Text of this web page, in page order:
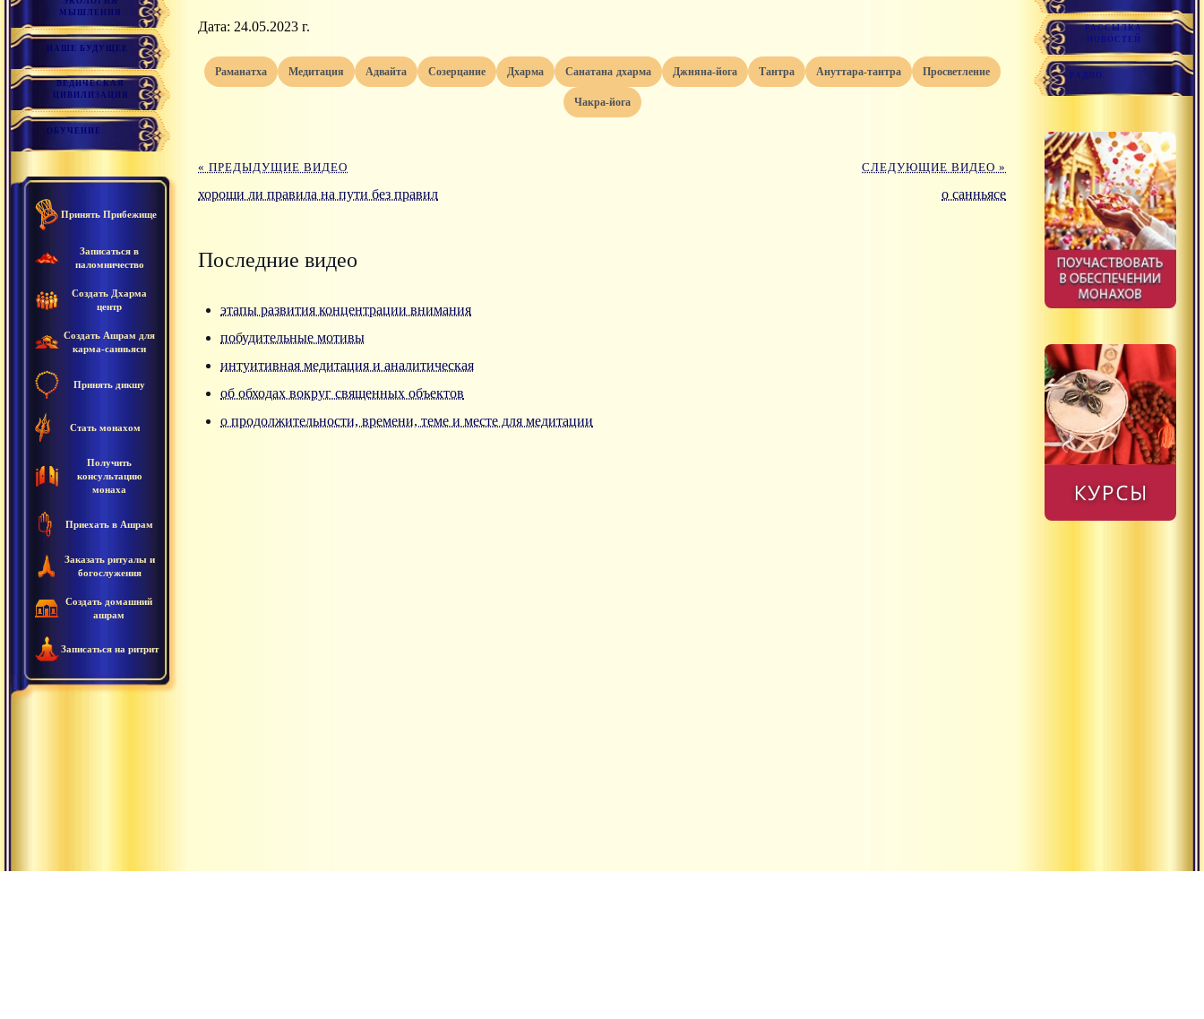
МЫШЛЕНИЯ
НАШЕ БУДУЩЕЕ
ВЕДИЧЕСКАЯ
ЦИВИЛИЗАЦИЯ
ОБУЧЕНИЕ
Принять Прибежище
Записаться в
паломничество
Создать Дхарма
центр
Создать Ашрам для
карма-санньяси
Принять дикшу
Стать монахом
Получить
консультацию
монаха
Приехать в Ашрам
Заказать ритуалы и
богослужения
Создать домашний
ашрам
Записаться на ритрит
Дата: 24.05.2023 г.
раманатха медитация адвайта созерцание дхарма санатана дхарма джняна-йога тантра ануттара-тантра просветление
чакра-йога
« ПРЕДЫДУЩИЕ ВИДЕО
хороши ли правила на пути без правил
СЛЕДУЮЩИЕ ВИДЕО »
о санньясе
Последние видео
этапы развития концентрации внимания
побудительные мотивы
интуитивная медитация и аналитическая
об обходах вокруг священных объектов
о продолжительности, времени, теме и месте для медитации
РАССЫЛКА
НОВОСТЕЙ
РАДИО